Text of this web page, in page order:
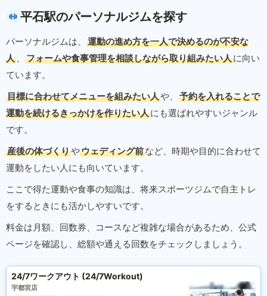
平石駅のパーソナルジムを探す
パーソナルジムは、
運動の進め方を一人で決めるのが不安な
人 、 フォームや食事管理を相談しながら取り組みたい人に向い
ています。
目標に合わせてメニューを組みたい人や、
予約を入れることで
運動を続けるきっかけを作りたい人にも選ばれやすいジャンル
です。
産後の体づくりやウェディング前など、時期や目的に合わせて
運動をしたい人にも向いています。
ここで得た運動や食事の知識は、将来スポーツジムで自主トレ
をするときにも活かしやすいです。
料金は月額、回数券、コースなど複雑な場合があるため、公式
ページを確認し、総額や通える回数をチェックしましょう。
24/7ワークアウト (24/7Workout)
宇都宮店